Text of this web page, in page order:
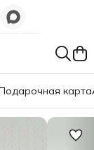
карта